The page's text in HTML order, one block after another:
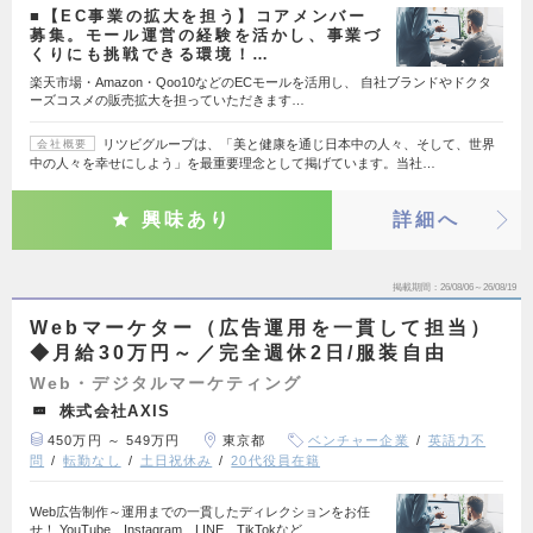
■【EC事業の拡大を担う】コアメンバー
募集。モール運営の経験を活かし、事業づ
くりにも挑戦できる環境！…
楽天市場・Amazon・Qoo10などのECモールを活用し、 自社ブランドやドクタ
ーズコスメの販売拡大を担っていただきます…
会社概要
リツビグループは、「美と健康を通じ日本中の人々、そして、世界
中の人々を幸せにしよう」を最重要理念として掲げています。当社…
興味あり 詳細へ
掲載期間 26/08/06～26/08/19
Webマーケター（広告運用を一貫して担当）
◆月給30万円～／完全週休2日/服装自由
Web・デジタルマーケティング
株式会社AXIS
450万円 ～ 549万円 東京都 ベンチャー企業
英語力不
問
転勤なし 土日祝休み 20代役員在籍
Web広告制作～運用までの一貫したディレクションをお任
せ！ YouTube、Instagram、LINE、TikTokなど…